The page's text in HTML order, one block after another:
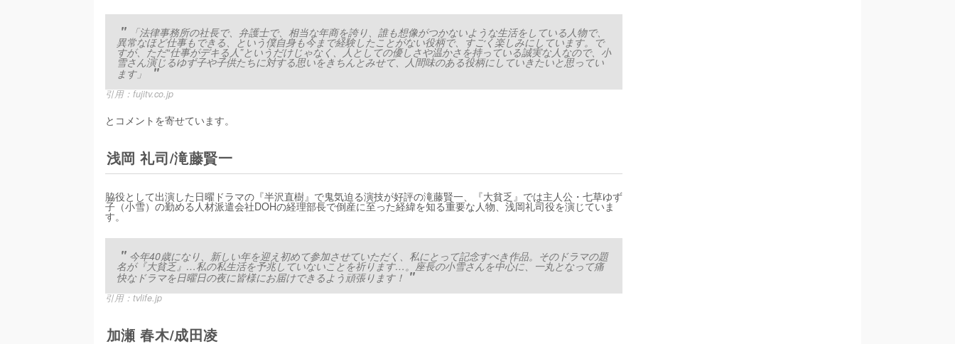
「法律事務所の社長で、弁護士で、相当な年商を誇り、誰も想像がつかないような生活をしている人物で、
異常なほど仕事もできる、という僕自身も今まで経験したことがない役柄で、すごく楽しみにしています。で
すが、ただ“仕事がデキる人”というだけじゃなく、人としての優しさや温かさを持っている誠実な人なので、小
雪さん演じるゆず子や子供たちに対する思いをきちんとみせて、人間味のある役柄にしていきたいと思ってい
ます」
引用：fujitv.co.jp
とコメントを寄せています。
浅岡 礼司/滝藤賢一
脇役として出演した日曜ドラマの『半沢直樹』で鬼気迫る演技が好評の滝藤賢一、『大貧乏』では主人公・七草ゆず
子（小雪）の勤める人材派遣会社DOHの経理部長で倒産に至った経緯を知る重要な人物、浅岡礼司役を演じていま
す。
今年40歳になり、新しい年を迎え初めて参加させていただく、私にとって記念すべき作品。そのドラマの題
名が『大貧乏』…私の私生活を予兆していないことを祈ります…。座長の小雪さんを中心に、一丸となって痛
快なドラマを日曜日の夜に皆様にお届けできるよう頑張ります！
引用：tvlife.jp
加瀬 春木/成田凌